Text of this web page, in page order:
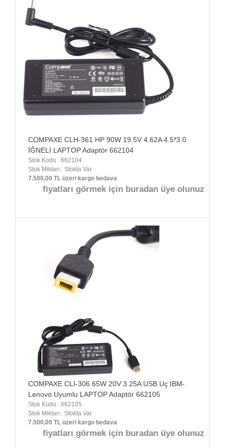
COMPAXE CLH-361 HP 90W 19.5V 4.62A 4.5*3.0
İĞNELİ LAPTOP Adaptör 662104
Stok Kodu : 662104
Stok Miktarı : Stokta Var
7.500,00 TL üzeri kargo bedava
fiyatları görmek için buradan üye olunuz
COMPAXE CLI-306 65W 20V 3.25A USB Uç IBM-
Lenovo Uyumlu LAPTOP Adaptör 662105
Stok Kodu : 662105
Stok Miktarı : Stokta Var
7.500,00 TL üzeri kargo bedava
fiyatları görmek için buradan üye olunuz